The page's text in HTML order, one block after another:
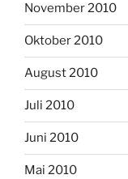
November 2010
Oktober 2010
August 2010
Juli 2010
Juni 2010
Mai 2010